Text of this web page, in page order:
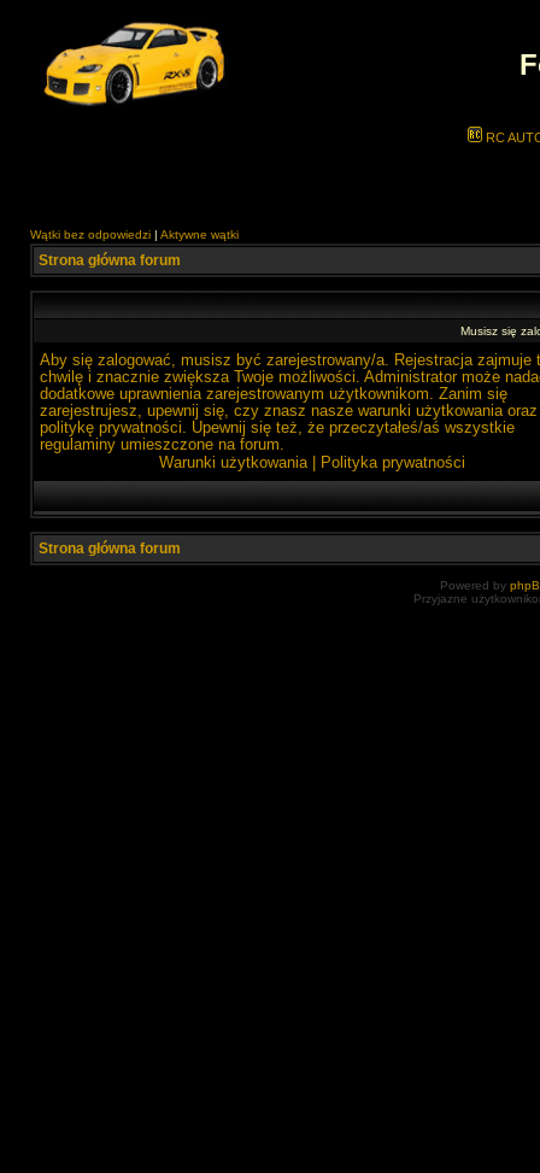
RC
Wątki bez odpowiedzi | Aktywne wątki
Strona główna forum
Musisz się
Aby się zalogować, musisz być zarejestrowany/a. Rejestracja zajmuje
chwilę i znacznie zwiększa Twoje możliwości. Administrator może
dodatkowe uprawnienia zarejestrowanym użytkownikom. Zanim się
zarejestrujesz, upewnij się, czy znasz nasze warunki użytkowania oraz
politykę prywatności. Upewnij się też, że przeczytałeś/aś wszystkie
regulaminy umieszczone na forum.
Warunki użytkowania| Polityka prywatności
Strona główna forum
Powered by
Przyjazne